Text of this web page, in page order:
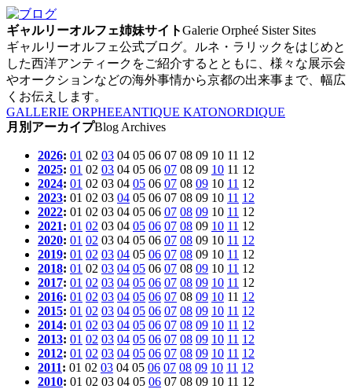
ギャルリーオルフェ姉妹サイトGalerie Orpheé Sister Sites
ギャルリーオルフェ公式ブログ。ルネ・ラリックをはじめと
した西洋アンティークをご紹介するとともに、様々な展示会
やオークションなどの海外事情から京都の出来事まで、幅広
くお伝えします。
GALLERIE ORPHEEANTIQUE KATONORDIQUE
月別アーカイプBlog Archives
2026: 01 02 03 04 05 06 07 08 09 10 11 12
2025: 01 02 03 04 05 06 07 08 09 10 11 12
2024: 01 02 03 04 05 06 07 08 09 10 11 12
2023: 01 02 03 04 05 06 07 08 09 10 11 12
2022: 01 02 03 04 05 06 07 08 09 10 11 12
2021: 01 02 03 04 05 06 07 08 09 10 11 12
2020: 01 02 03 04 05 06 07 08 09 10 11 12
2019: 01 02 03 04 05 06 07 08 09 10 11 12
2018: 01 02 03 04 05 06 07 08 09 10 11 12
2017: 01 02 03 04 05 06 07 08 09 10 11 12
2016: 01 02 03 04 05 06 07 08 09 10 11 12
2015: 01 02 03 04 05 06 07 08 09 10 11 12
2014: 01 02 03 04 05 06 07 08 09 10 11 12
2013: 01 02 03 04 05 06 07 08 09 10 11 12
2012: 01 02 03 04 05 06 07 08 09 10 11 12
2011: 01 02 03 04 05 06 07 08 09 10 11 12
2010: 01 02 03 04 05 06 07 08 09 10 11 12